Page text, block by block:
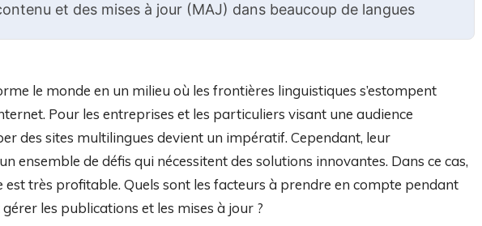
et des mises à jour (MAJ) dans beaucoup de langues
le monde en un milieu où les frontières linguistiques s’estompent
Pour les entreprises et les particuliers visant une audience
des sites multilingues devient un impératif. Cependant, leur
ensemble de défis qui nécessitent des solutions innovantes. Dans ce cas,
est très profitable. Quels sont les facteurs à prendre en compte pendant
les publications et les mises à jour ?